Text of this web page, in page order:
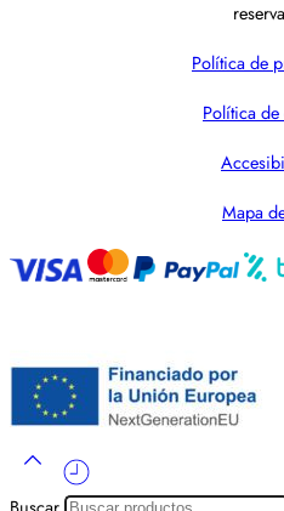
Política de
Política
Mapa